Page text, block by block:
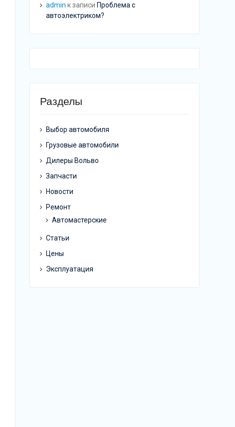
admin к записи Проблема с
автоэлектриком?
Разделы
Выбор автомобиля
Грузовые автомобили
Дилеры Вольво
Запчасти
Новости
Ремонт
Автомастерские
Статьи
Цены
Эксплуатация